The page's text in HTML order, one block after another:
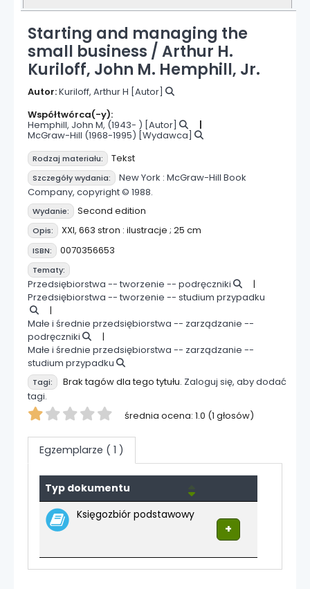
Starting and managing the
small business / Arthur H.
Kuriloff, John M. Hemphill, Jr.
Autor:Kuriloff, Arthur H [Autor]
Współtwórca(-y):
Hemphill, John M, (1943- ) [Autor]
McGraw-Hill (1968-1995) [Wydawca]
Rodzaj materiału: Tekst
Szczegóły wydania: New York : McGraw-Hill Book
Company, copyright © 1988.
Wydanie: Second edition
Opis: XXI, 663 stron : ilustracje ; 25 cm
ISBN: 0070356653
Tematy:
Przedsiębiorstwa -- tworzenie -- podręczniki
Przedsiębiorstwa -- tworzenie -- studium przypadku
Małe i średnie przedsiębiorstwa -- zarządzanie --
podręczniki
Małe i średnie przedsiębiorstwa -- zarządzanie --
studium przypadku
Tagi: Brak tagów dla tego tytułu. Zaloguj się, aby dodać
tagi.
Twoja ocena średnia ocena: 1.0 (1 głosów)
Egzemplarze ( 1 )
Egzemplarze
Typ dokumentu
Księgozbiór podstawowy